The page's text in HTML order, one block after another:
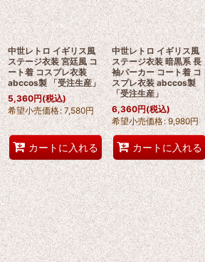
中世レトロ イギリス風
ステージ衣装 宮廷風 コ
ート着 コスプレ衣装
abccos製 「受注生産」
5,360円(税込)
希望小売価格: 7,580円
カートに入れる
中世レトロ イギリス風
ステージ衣装 暗黒系 長
袖パーカー コート着 コ
スプレ衣装 abccos製
「受注生産」
6,360円(税込)
希望小売価格: 9,980円
カートに入れる